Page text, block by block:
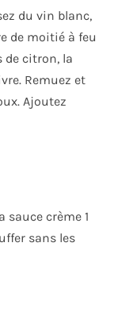
du vin blanc,
de moitié à feu
de citron, la
Remuez et
Ajoutez
sauce crème 1
sans les